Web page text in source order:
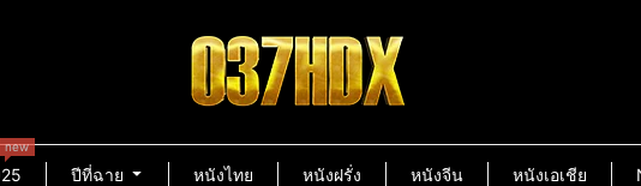
new
ปีที่ฉาย หนังไทย หนังฝรั่ง หนังจีน หนังเอเชีย